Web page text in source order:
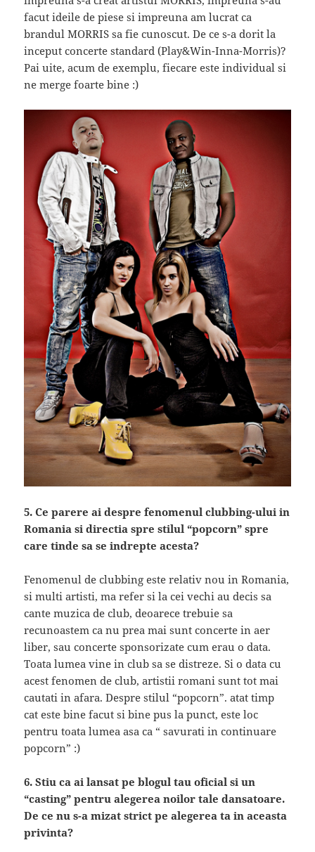
facut ideile de piese si impreuna am lucrat ca
brandul MORRIS sa fie cunoscut. De ce s-a dorit la
inceput concerte standard (Play&Win-Inna-Morris)?
Pai uite, acum de exemplu, fiecare este individual si
ne merge foarte bine :)
5. Ce parere ai despre fenomenul clubbing-ului in
Romania si directia spre stilul “popcorn” spre
care tinde sa se indrepte acesta?
Fenomenul de clubbing este relativ nou in Romania,
si multi artisti, ma refer si la cei vechi au decis sa
cante muzica de club, deoarece trebuie sa
recunoastem ca nu prea mai sunt concerte in aer
liber, sau concerte sponsorizate cum erau o data.
Toata lumea vine in club sa se distreze. Si o data cu
acest fenomen de club, artistii romani sunt tot mai
cautati in afara. Despre stilul “popcorn”. atat timp
cat este bine facut si bine pus la punct, este loc
pentru toata lumea asa ca “ savurati in continuare
popcorn” :)
6. Stiu ca ai lansat pe blogul tau oficial si un
“casting” pentru alegerea noilor tale dansatoare.
De ce nu s-a mizat strict pe alegerea ta in aceasta
privinta?